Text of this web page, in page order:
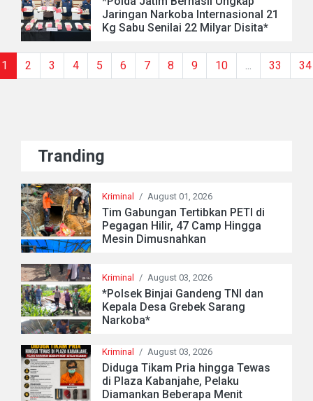
Jaringan Narkoba Internasional 21
Kg Sabu Senilai 22 Milyar Disita*
1 2 3 4 5 6 7 8 9 10 33 34
Tranding
Kriminal / August 01, 2026
Tim Gabungan Tertibkan PETI di
Pegagan Hilir, 47 Camp Hingga
Mesin Dimusnahkan
Kriminal / August 03, 2026
*Polsek Binjai Gandeng TNI dan
Kepala Desa Grebek Sarang
Narkoba*
Kriminal / August 03, 2026
Diduga Tikam Pria hingga Tewas
di Plaza Kabanjahe, Pelaku
Diamankan Beberapa Menit